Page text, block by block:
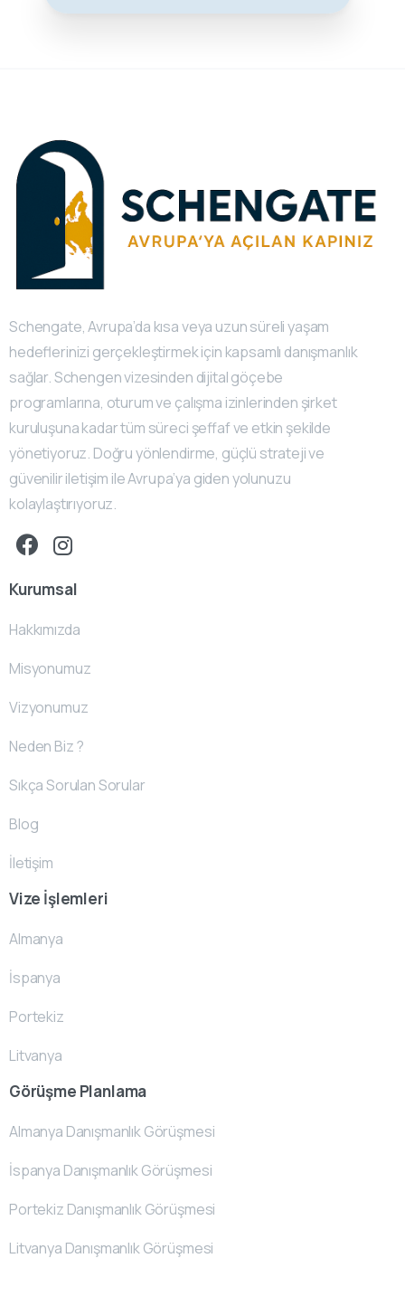
Schengate, Avrupa’da kısa veya uzun süreli yaşam
hedeflerinizi gerçekleştirmek için kapsamlı danışmanlık
sağlar. Schengen vizesinden dijital göçebe
programlarına, oturum ve çalışma izinlerinden şirket
kuruluşuna kadar tüm süreci şeffaf ve etkin şekilde
yönetiyoruz. Doğru yönlendirme, güçlü strateji ve
güvenilir iletişim ile Avrupa’ya giden yolunuzu
kolaylaştırıyoruz.
Kurumsal
Hakkımızda
Misyonumuz
Vizyonumuz
Neden Biz ?
Sıkça Sorulan Sorular
Blog
İletişim
Vize İşlemleri
Almanya
İspanya
Portekiz
Litvanya
Görüşme Planlama
Almanya Danışmanlık Görüşmesi
İspanya Danışmanlık Görüşmesi
Portekiz Danışmanlık Görüşmesi
Litvanya Danışmanlık Görüşmesi